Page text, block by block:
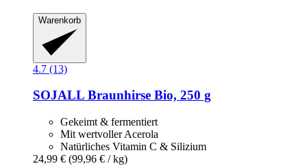
Warenkorb
4.7 (13)
SOJALL Braunhirse Bio, 250 g
Gekeimt & fermentiert
Mit wertvoller Acerola
Natürliches Vitamin C & Silizium
24,99 € (99,96 € / kg)